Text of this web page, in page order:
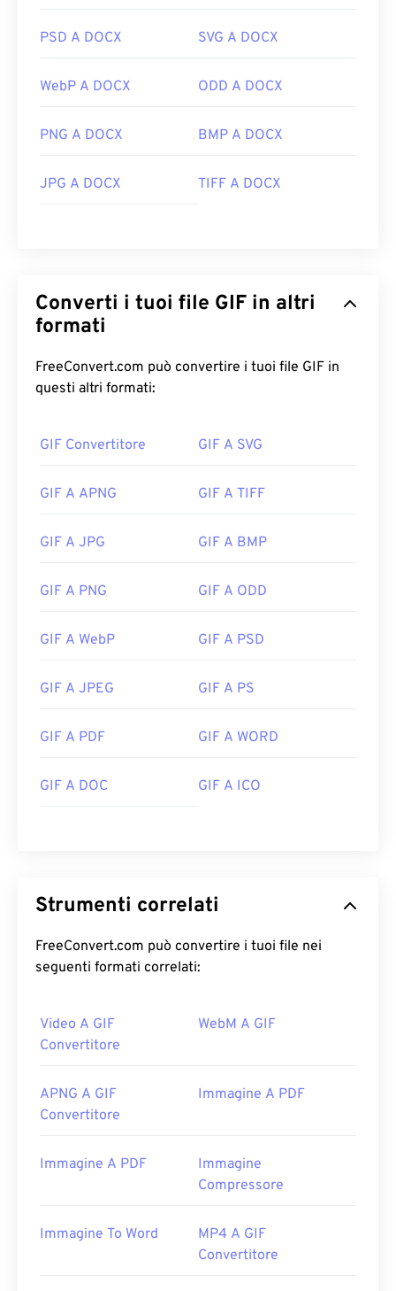
Sviluppato da:
CompuServe, Inc.
Link utili: https://en.wikipedia.org/wiki/GIF
PSD A DOCX SVG A DOCX
WebP A DOCX ODD A DOCX
PNG A DOCX BMP A DOCX
JPG A DOCX TIFF A DOCX
Converti i tuoi file GIF in altri
formati
FreeConvert.com può convertire i tuoi file GIF in
questi altri formati:
GIF Convertitore GIF A SVG
GIF A APNG GIF A TIFF
GIF A JPG GIF A BMP
GIF A PNG GIF A ODD
GIF A WebP GIF A PSD
GIF A JPEG GIF A PS
GIF A PDF GIF A WORD
GIF A DOC GIF A ICO
Strumenti correlati
FreeConvert.com può convertire i tuoi file nei
seguenti formati correlati:
Video A GIF
Convertitore
WebM A GIF
APNG A GIF
Convertitore
Immagine A PDF
Immagine A PDF
Immagine
Compressore
Immagine To Word
MP4 A GIF
Convertitore